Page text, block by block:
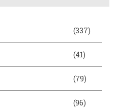
(337)
(41)
(79)
(96)